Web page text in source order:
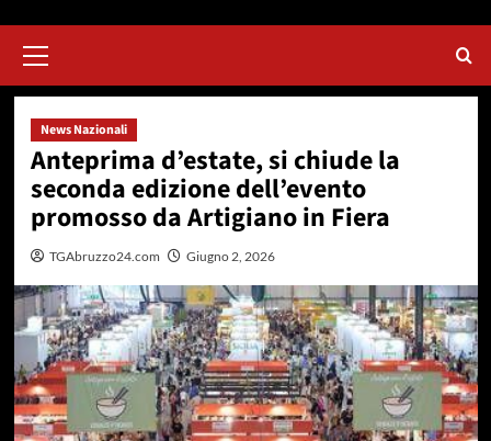
principale
News Nazionali
Anteprima d’estate, si chiude la
seconda edizione dell’evento
promosso da Artigiano in Fiera
TGAbruzzo24.com Giugno 2, 2026